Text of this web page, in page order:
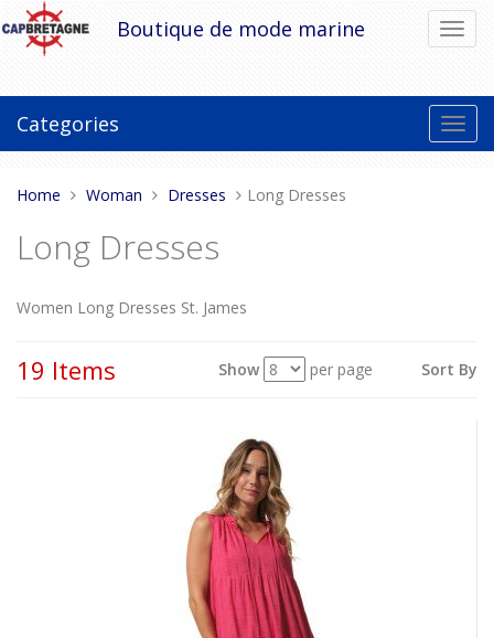
Skip
to
content
Boutique de mode marine
Categories
You
here:
Home Woman Dresses Long Dresses
Long Dresses
Women Long Dresses St. James
19 Items Show per page Sort By